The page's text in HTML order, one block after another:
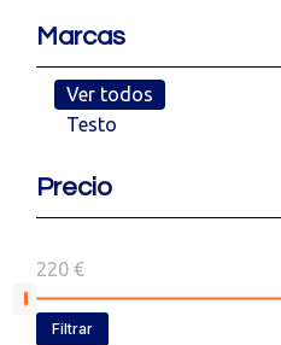
Marcas
Ver todos
Testo
Precio
220 €
Filtrar